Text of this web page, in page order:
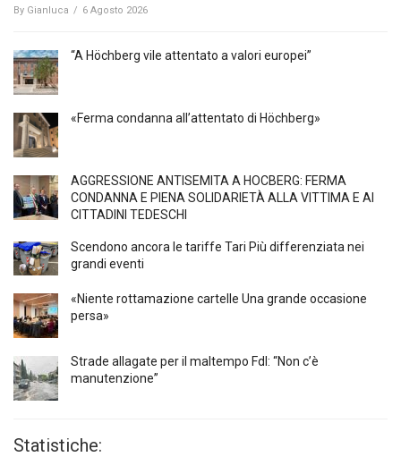
By Gianluca / 6 Agosto 2026
“A Höchberg vile attentato a valori europei”
«Ferma condanna all’attentato di Höchberg»
AGGRESSIONE ANTISEMITA A HÖCBERG: FERMA
CONDANNA E PIENA SOLIDARIETÀ ALLA VITTIMA E AI
CITTADINI TEDESCHI
Scendono ancora le tariffe Tari Più differenziata nei
grandi eventi
«Niente rottamazione cartelle Una grande occasione
persa»
Strade allagate per il maltempo FdI: “Non c’è
manutenzione”
Statistiche: